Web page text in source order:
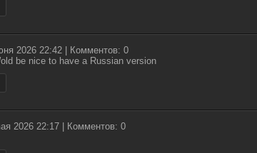
2026 22:42 | Комментов: 0
be nice to have a Russian version
2026 22:17 | Комментов: 0